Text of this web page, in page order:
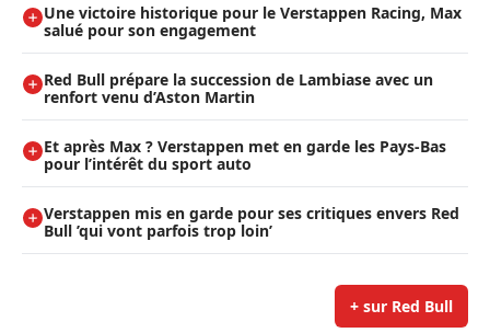
Une victoire historique pour le Verstappen Racing, Max
salué pour son engagement
Red Bull prépare la succession de Lambiase avec un
renfort venu d’Aston Martin
Et après Max ? Verstappen met en garde les Pays-Bas
pour l’intérêt du sport auto
Verstappen mis en garde pour ses critiques envers Red
Bull ’qui vont parfois trop loin’
+ sur Red Bull